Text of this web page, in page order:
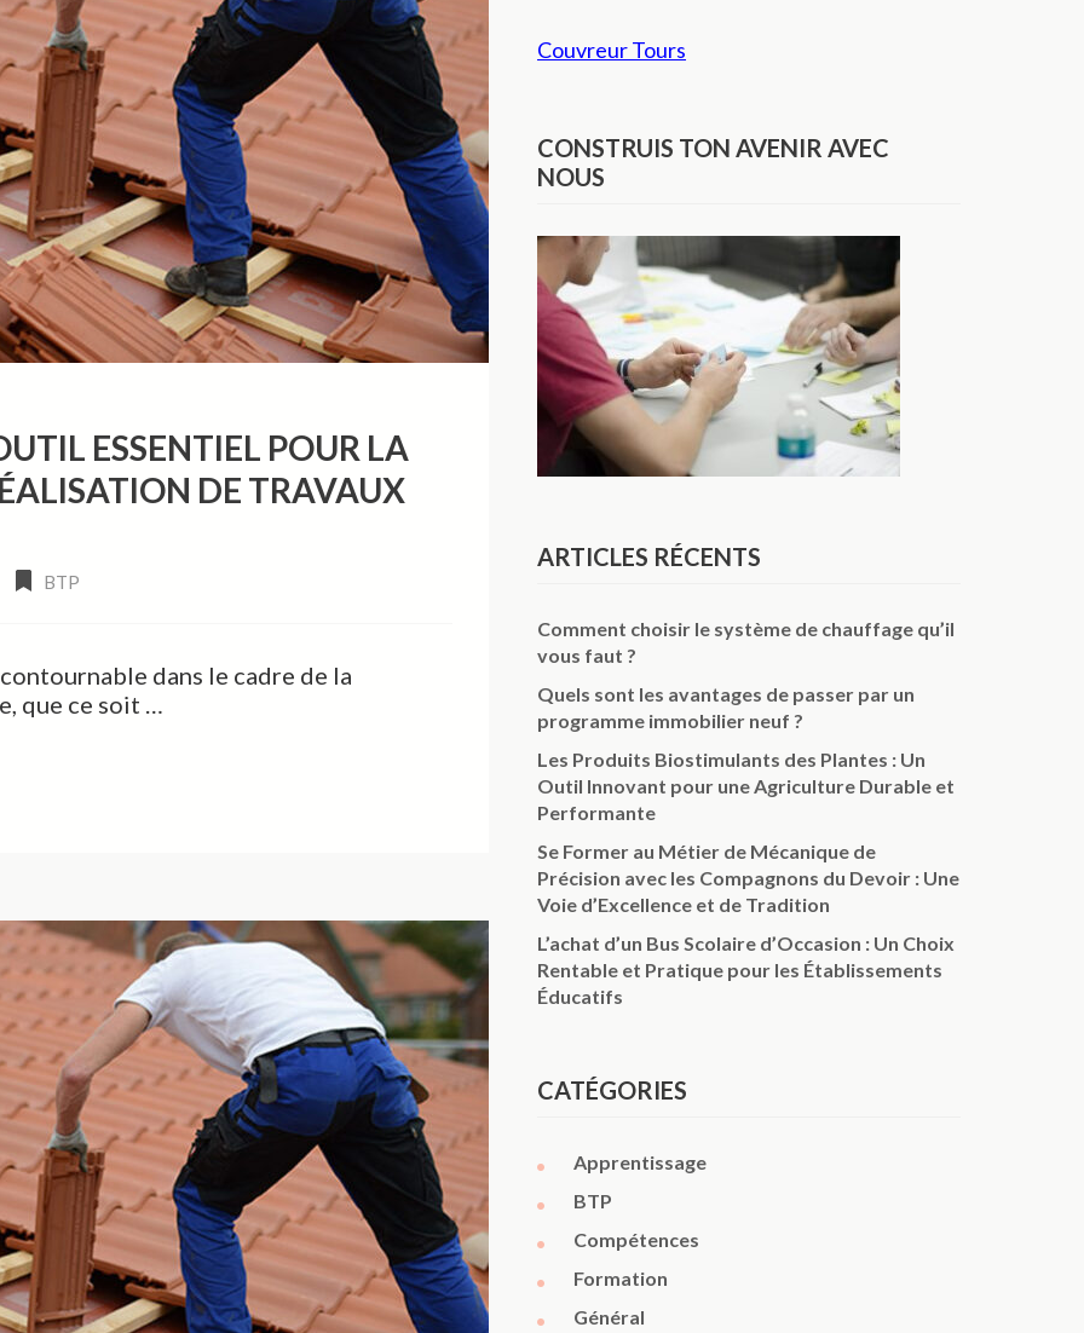
ESSENTIEL POUR LA
DE TRAVAUX
BTP
dans le cadre de la
que ce soit …
Couvreur Tours
CONSTRUIS TON AVENIR AVEC
NOUS
ARTICLES RÉCENTS
Comment choisir le système de chauffage qu’il
vous faut ?
Quels sont les avantages de passer par un
programme immobilier neuf ?
Les Produits Biostimulants des Plantes : Un
Outil Innovant pour une Agriculture Durable et
Performante
Se Former au Métier de Mécanique de
Précision avec les Compagnons du Devoir : Une
Voie d’Excellence et de Tradition
L’achat d’un Bus Scolaire d’Occasion : Un Choix
Rentable et Pratique pour les Établissements
Éducatifs
CATÉGORIES
Apprentissage
BTP
Compétences
Formation
Général